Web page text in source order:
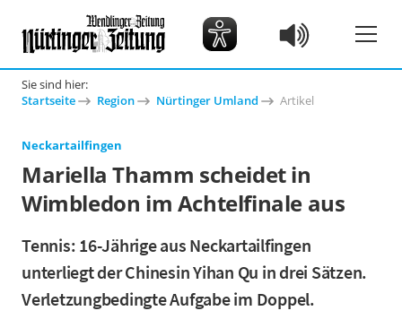
Sie sind hier:
Startseite
Region Nürtinger Umland Artikel
Neckartailfingen
Mariella Thamm scheidet in
Wimbledon im Achtelfinale aus
Tennis: 16-Jährige aus Neckartailfingen
unterliegt der Chinesin Yihan Qu in drei Sätzen.
Verletzungbedingte Aufgabe im Doppel.